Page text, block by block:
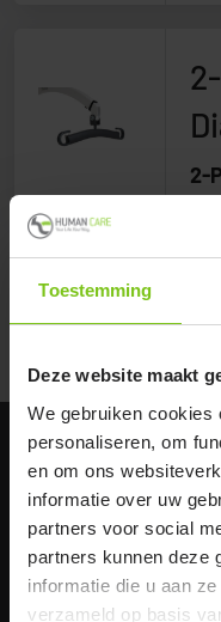
Toestemming
Deze website maakt
We gebruiken cookies
personaliseren, om
en om ons
informatie over uw
partners voor social
partners kunnen deze
informatie die u aan
verzameld op basis
2-
Terug naar Til-
Kantoor